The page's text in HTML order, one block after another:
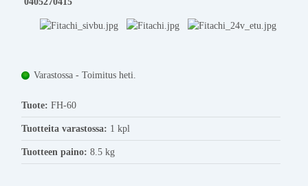
Varastossa - Toimitus heti.
Tuote: FH-60
Tuotteita varastossa: 1 kpl
Tuotteen paino: 8.5 kg